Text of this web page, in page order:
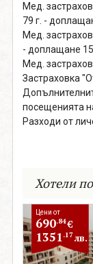
Мед.
79 г. -
Мед.
- доплащане
Мед.
Застраховка
посещенията
Разходи от
Хотели
Цени от
690.84€
1351.17лв.